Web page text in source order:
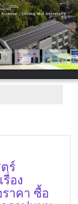
ร์
อง
าคา ซื้อ